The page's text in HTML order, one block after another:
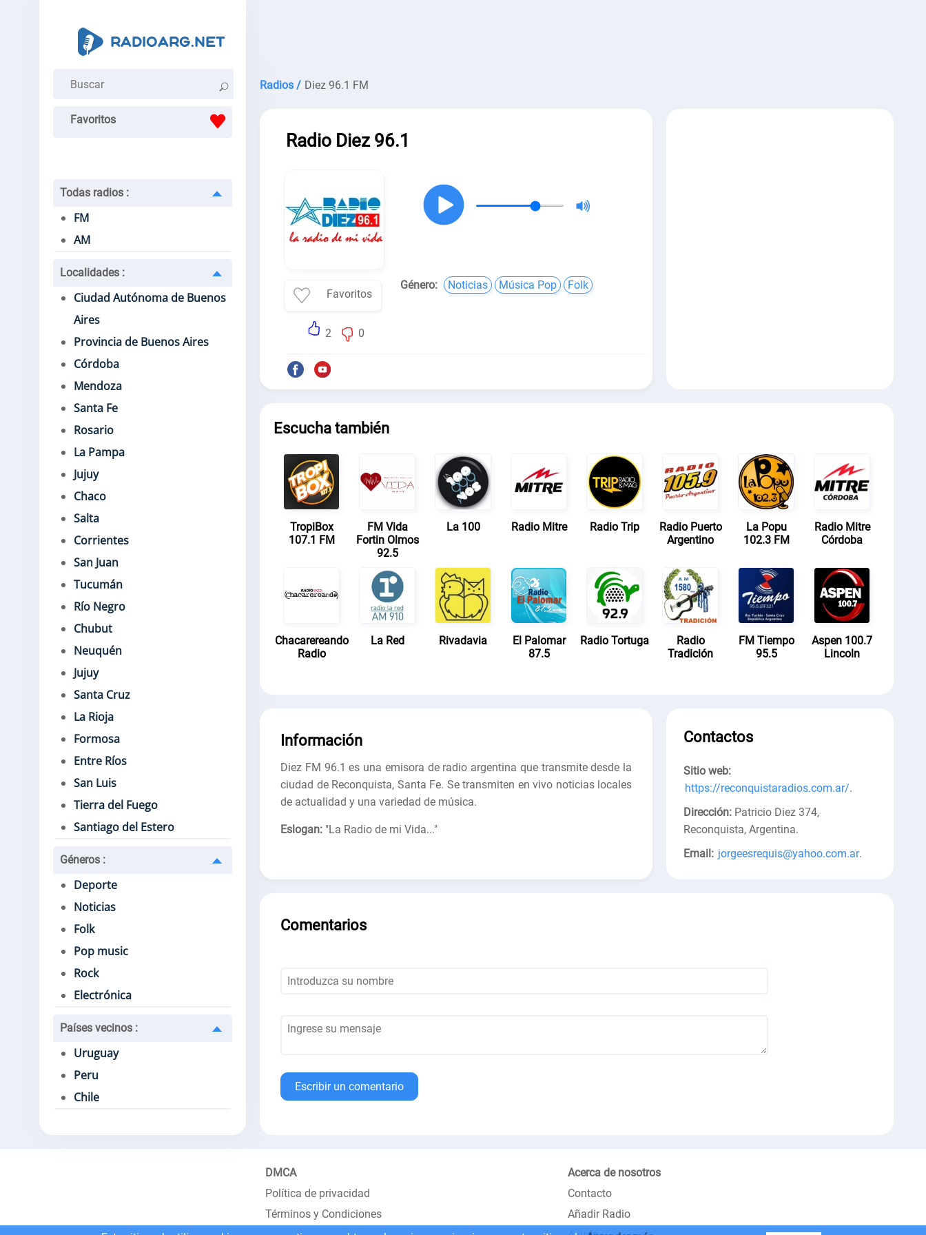
Favoritos
Todas radios :
FM
AM
Localidades :
Ciudad Autónoma de Buenos
Aires
Provincia de Buenos Aires
Córdoba
Mendoza
Santa Fe
Rosario
La Pampa
Jujuy
Chaco
Salta
Corrientes
San Juan
Tucumán
Río Negro
Chubut
Neuquén
Jujuy
Santa Cruz
La Rioja
Formosa
Entre Ríos
San Luis
Tierra del Fuego
Santiago del Estero
Géneros :
Deporte
Noticias
Folk
Pop music
Rock
Electrónica
Países vecinos :
Uruguay
Peru
Chile
Radios / Diez 96.1 FM
Radio Diez 96.1
Favoritos
2 0
Género: Noticias Música Pop Folk
Escucha también
TropiBox
107.1 FM
FM Vida
Fortin Olmos
92.5
La 100 Radio Mitre Radio Trip
Radio Puerto
Argentino
La Popu
102.3 FM
Radio Mitre
Córdoba
Chacarereando
Radio
La Red Rivadavia
El Palomar
87.5
Radio Tortuga
Radio
Tradición
FM Tiempo
95.5
Aspen 100.7
Lincoln
Información
Diez FM 96.1 es una emisora ​​de radio argentina que transmite desde la
ciudad de Reconquista, Santa Fe. Se transmiten en vivo noticias locales
de actualidad y una variedad de música.
Eslogan: "La Radio de mi Vida..."
Contactos
Sitio web:
https://reconquistaradios.com.ar/.
Dirección: Patricio Diez 374,
Reconquista, Argentina.
Email: jorgeesrequis@yahoo.com.ar.
Comentarios
Escribir un comentario
DMCA
Política de privacidad
Términos y Condiciones
Acerca de nosotros
Contacto
Añadir Radio